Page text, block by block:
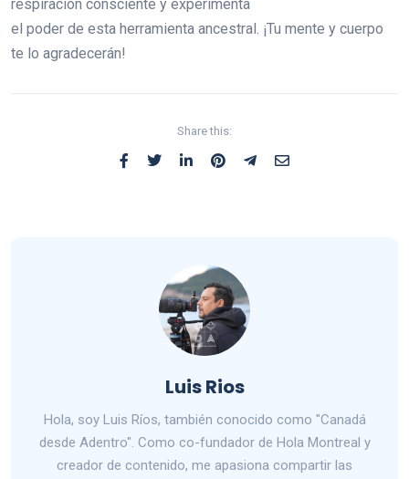
respiración consciente y experimenta
el poder de esta herramienta ancestral. ¡Tu mente y cuerpo
te lo agradecerán!
Share this:
Luis Rios
Hola, soy Luis Ríos, también conocido como "Canadá
desde Adentro". Como co-fundador de Hola Montreal y
creador de contenido, me apasiona compartir las